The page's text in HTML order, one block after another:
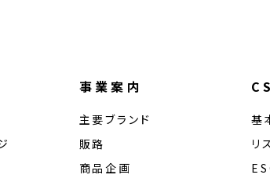
事業案内
主要ブランド
販路
商品企画
基
リ